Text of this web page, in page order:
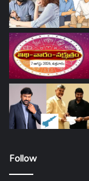
Follow